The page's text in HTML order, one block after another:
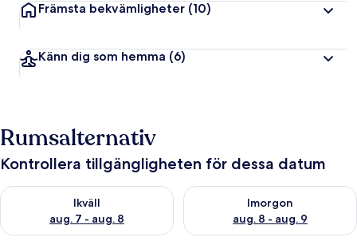
Främsta bekvämligheter (10)
Känn dig som hemma (6)
Rumsalternativ
Kontrollera tillgängligheten för dessa datum
Ikväll
aug. 7 - aug. 8
Kontrollera tillgängligheten för ikväll aug. 7 - aug. 8
Imorgon
aug. 8 - aug. 9
Kontrollera tillgängligheten